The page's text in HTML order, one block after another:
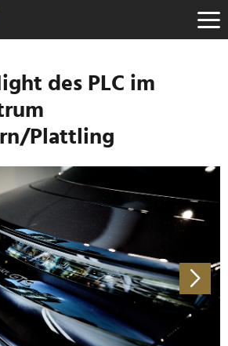
des PLC im
Plattling